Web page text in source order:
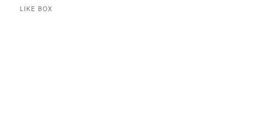
LIKE BOX